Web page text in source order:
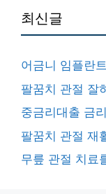
최신글
어금니 임플란
팔꿈치 관절 잘
중금리대출 금
팔꿈치 관절 재
무릎 관절 치료